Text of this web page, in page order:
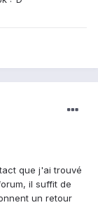
que j'ai trouvé
il suffit de
un retour